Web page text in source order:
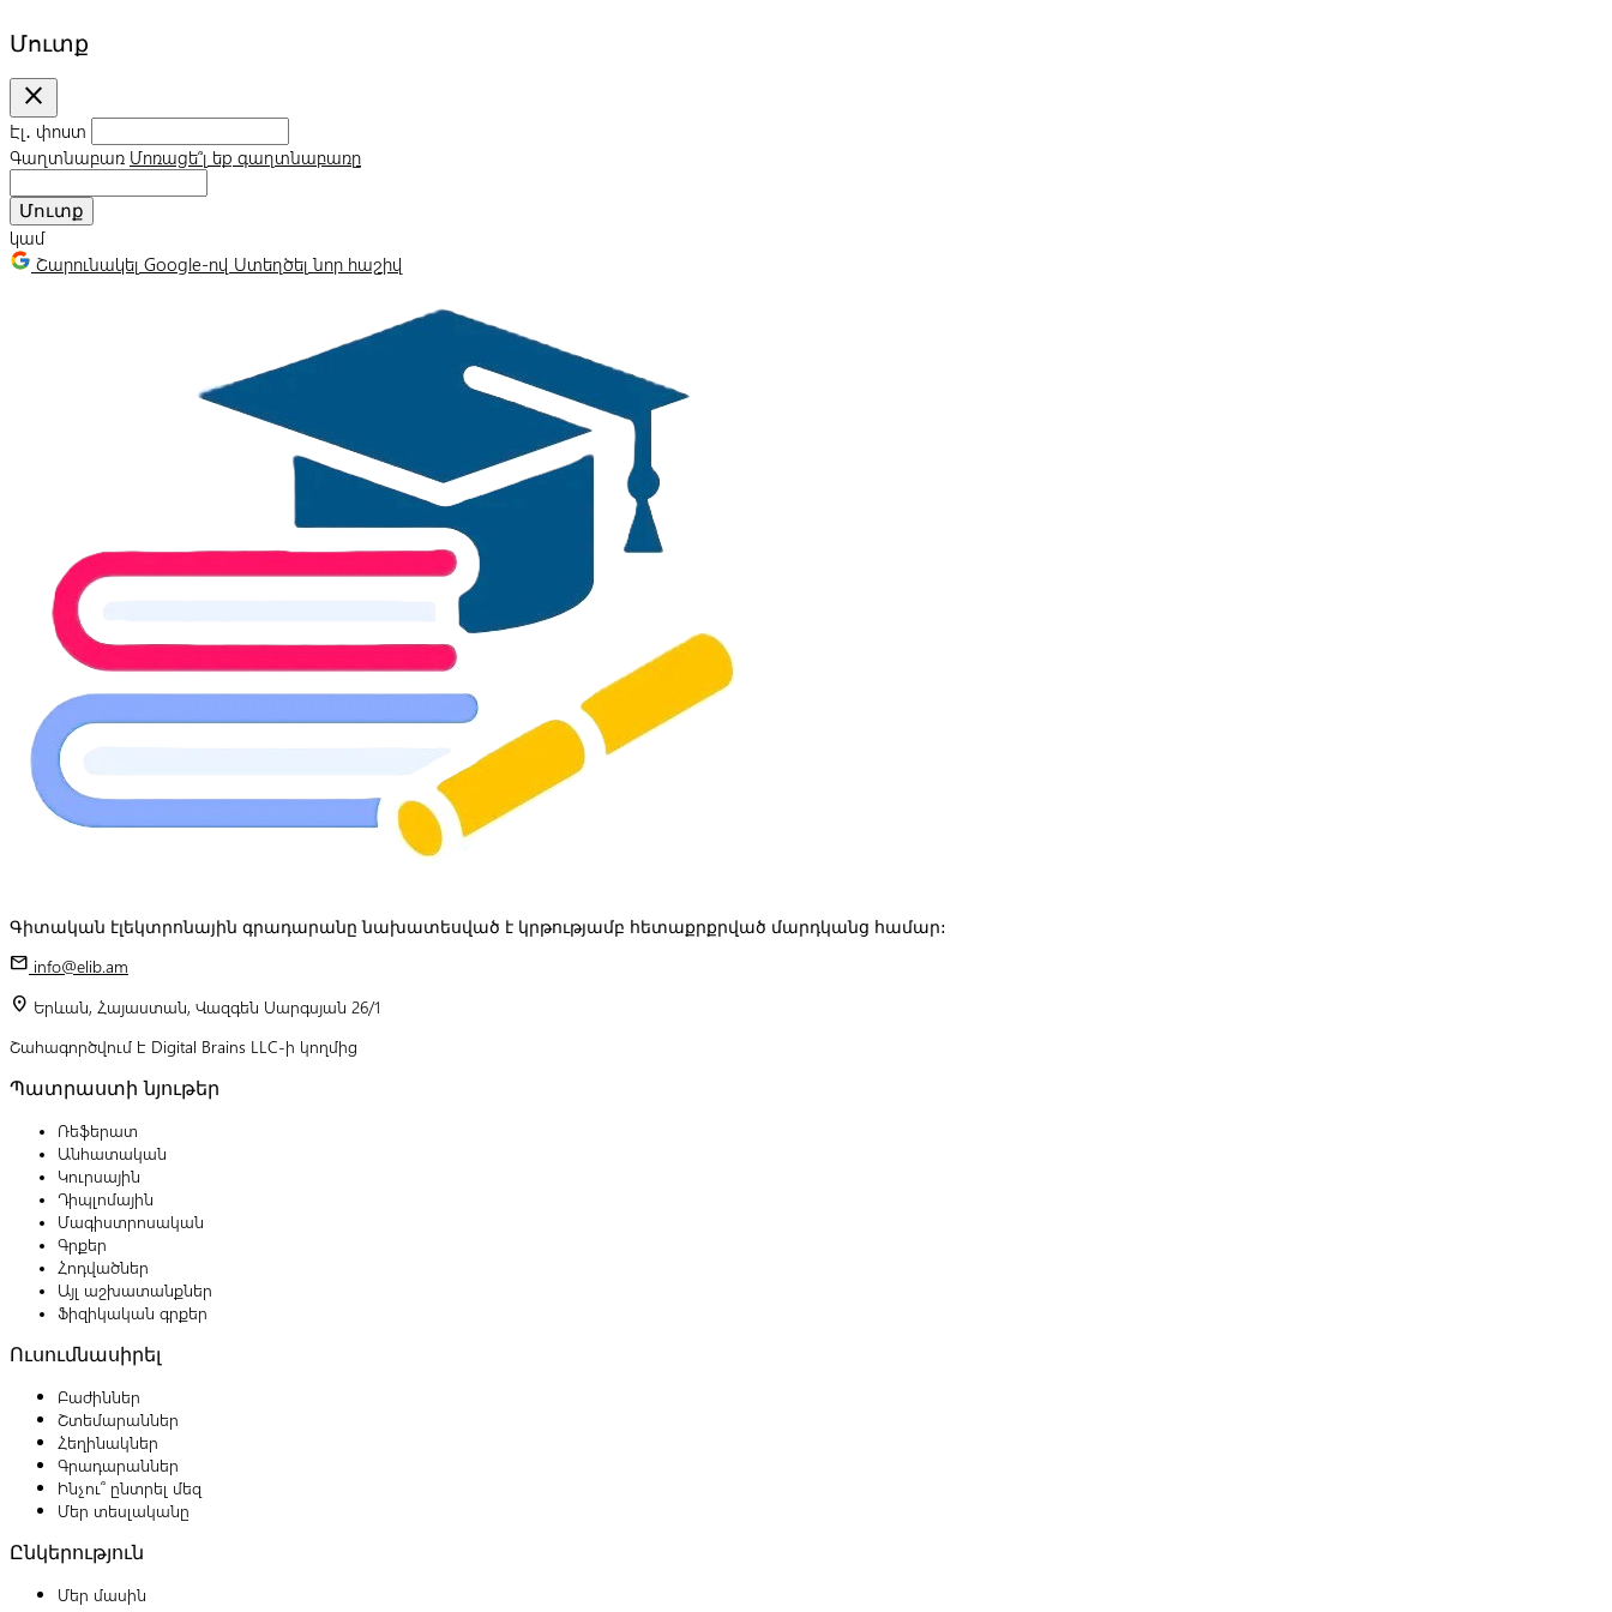
Մուտք
close
Էլ․ փոստ
Գաղտնաբառ Մոռացե՞լ եք գաղտնաբառը
Մուտք
կամ
Շարունակել Google-ով Ստեղծել նոր հաշիվ
Գիտական էլեկտրոնային գրադարանը նախատեսված է կրթությամբ հետաքրքրված մարդկանց համար:
mail info@elib.am
location_on Երևան, Հայաստան, Վազգեն Սարգսյան 26/1
Շահագործվում է Digital Brains LLC-ի կողմից
Պատրաստի նյութեր
Ռեֆերատ
Անհատական
Կուրսային
Դիպլոմային
Մագիստրոսական
Գրքեր
Հոդվածներ
Այլ աշխատանքներ
Ֆիզիկական գրքեր
Ուսումնասիրել
Բաժիններ
Շտեմարաններ
Հեղինակներ
Գրադարաններ
Ինչու՞ ընտրել մեզ
Մեր տեսլականը
Ընկերություն
Մեր մասին